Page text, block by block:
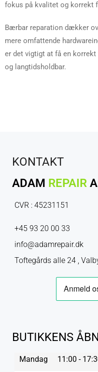
fokus på kvalitet og korrekt
Bærbar reparation dækker
mere omfattende
er det vigtigt at få en korrekt
og langtidsholdbar.
KONTAKT
ADAM REPAIR
CVR : 45231151
+45 93 20 00 33
info@adamrepair.dk
Toftegårds alle 24 ,
BUTIKKENS
Mandag
11:00 -